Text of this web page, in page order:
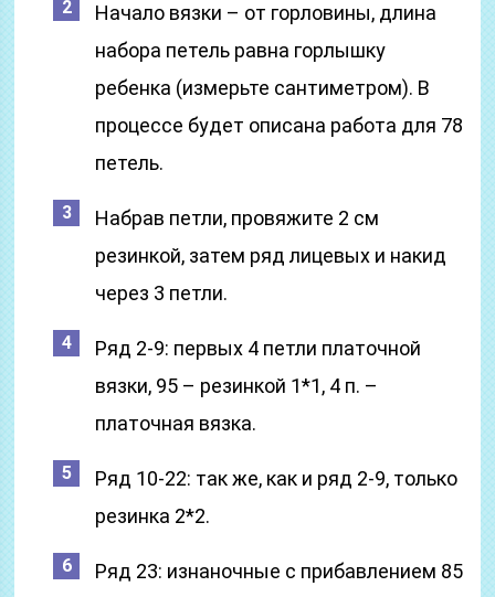
Начало вязки – от горловины, длина
набора петель равна горлышку
ребенка (измерьте сантиметром). В
процессе будет описана работа для 78
петель.
Набрав петли, провяжите 2 см
резинкой, затем ряд лицевых и накид
через 3 петли.
Ряд 2-9: первых 4 петли платочной
вязки, 95 – резинкой 1*1, 4 п. –
платочная вязка.
Ряд 10-22: так же, как и ряд 2-9, только
резинка 2*2.
Ряд 23: изнаночные с прибавлением 85